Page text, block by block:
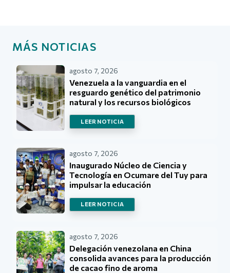
MÁS NOTICIAS
agosto 7, 2026
Venezuela a la vanguardia en el
resguardo genético del patrimonio
natural y los recursos biológicos
LEER NOTICIA
agosto 7, 2026
Inaugurado Núcleo de Ciencia y
Tecnología en Ocumare del Tuy para
impulsar la educación
LEER NOTICIA
agosto 7, 2026
Delegación venezolana en China
consolida avances para la producción
de cacao fino de aroma